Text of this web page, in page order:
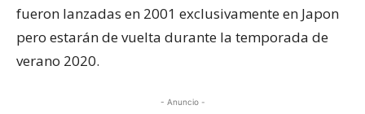
fueron lanzadas en 2001 exclusivamente en Japon
pero estarán de vuelta durante la temporada de
verano 2020.
- Anuncio -